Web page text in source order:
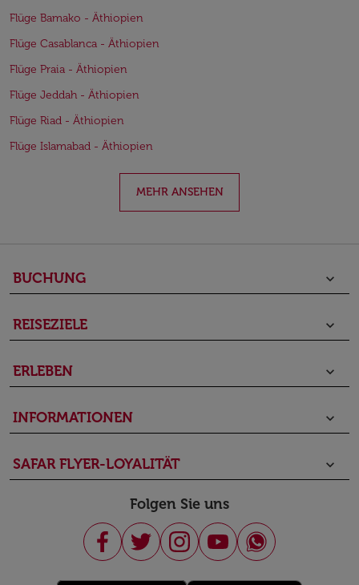
Flüge Bamako - Äthiopien
Flüge Casablanca - Äthiopien
Flüge Praia - Äthiopien
Flüge Jeddah - Äthiopien
Flüge Riad - Äthiopien
Flüge Islamabad - Äthiopien
MEHR ANSEHEN
BUCHUNG keyboard_arrow_down
REISEZIELE keyboard_arrow_down
ERLEBEN keyboard_arrow_down
INFORMATIONEN keyboard_arrow_down
SAFAR FLYER-LOYALITÄT keyboard_arrow_down
Folgen Sie uns